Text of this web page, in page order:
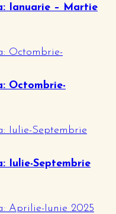
Ianuarie – Martie
Octombrie-
Iulie-Septembrie